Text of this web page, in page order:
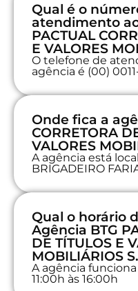
Qual é o
atendimento
PACTUAL
E VALORES
O telefone de
agência é (00)
Onde fica a
CORRETORA
VALORES
A agência está
BRIGADEIRO
Qual o horário
Agência BTG
DE TÍTULOS E
MOBILIÁRIOS
A agência
11:00h às 16:00h